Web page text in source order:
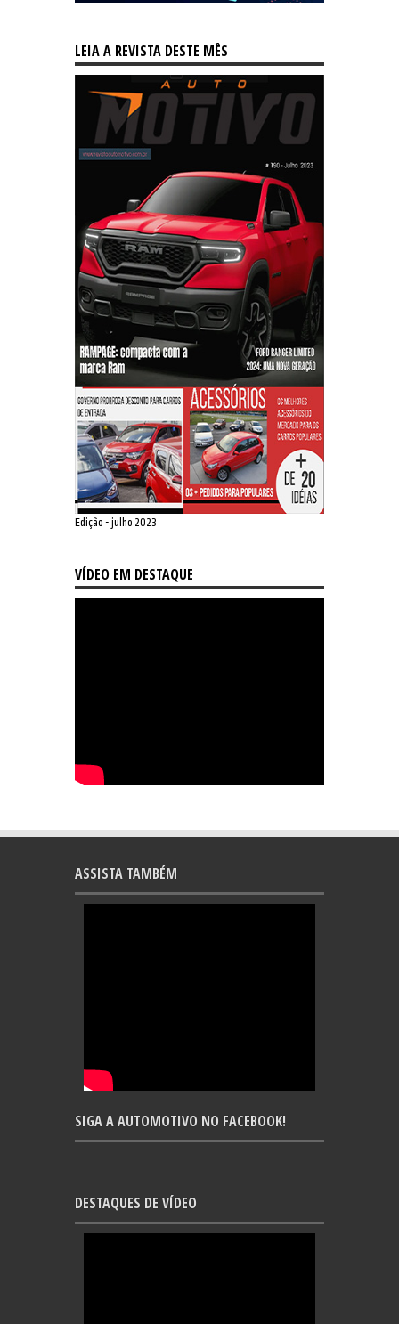
LEIA A REVISTA DESTE MÊS
Edição - julho 2023
VÍDEO EM DESTAQUE
ASSISTA TAMBÉM
SIGA A AUTOMOTIVO NO FACEBOOK!
DESTAQUES DE VÍDEO